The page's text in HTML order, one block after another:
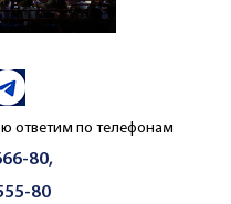
ответим по телефонам
80,
80